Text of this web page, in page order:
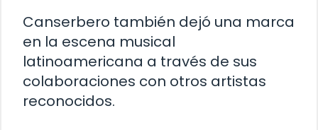
Canserbero también dejó una marca
en la escena musical
latinoamericana a través de sus
colaboraciones con otros artistas
reconocidos.